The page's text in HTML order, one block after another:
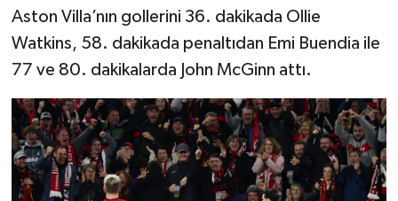
Aston Villa’nın gollerini 36. dakikada Ollie
Watkins, 58. dakikada penaltıdan Emi Buendia ile
77 ve 80. dakikalarda John McGinn attı.